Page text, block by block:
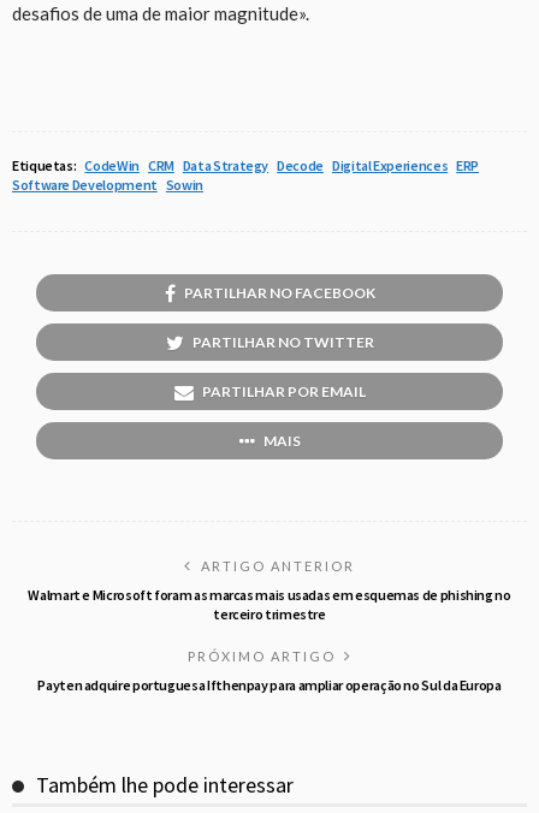
desafios de uma de maior magnitude».
Etiquetas: CodeWin CRM Data Strategy Decode Digital Experiences ERP
Software Development Sowin
PARTILHAR NO FACEBOOK
PARTILHAR NO TWITTER
PARTILHAR POR EMAIL
MAIS
ARTIGO ANTERIOR
Walmart e Microsoft foram as marcas mais usadas em esquemas de phishing no
terceiro trimestre
PRÓXIMO ARTIGO
Payten adquire portuguesa Ifthenpay para ampliar operação no Sul da Europa
Também lhe pode interessar